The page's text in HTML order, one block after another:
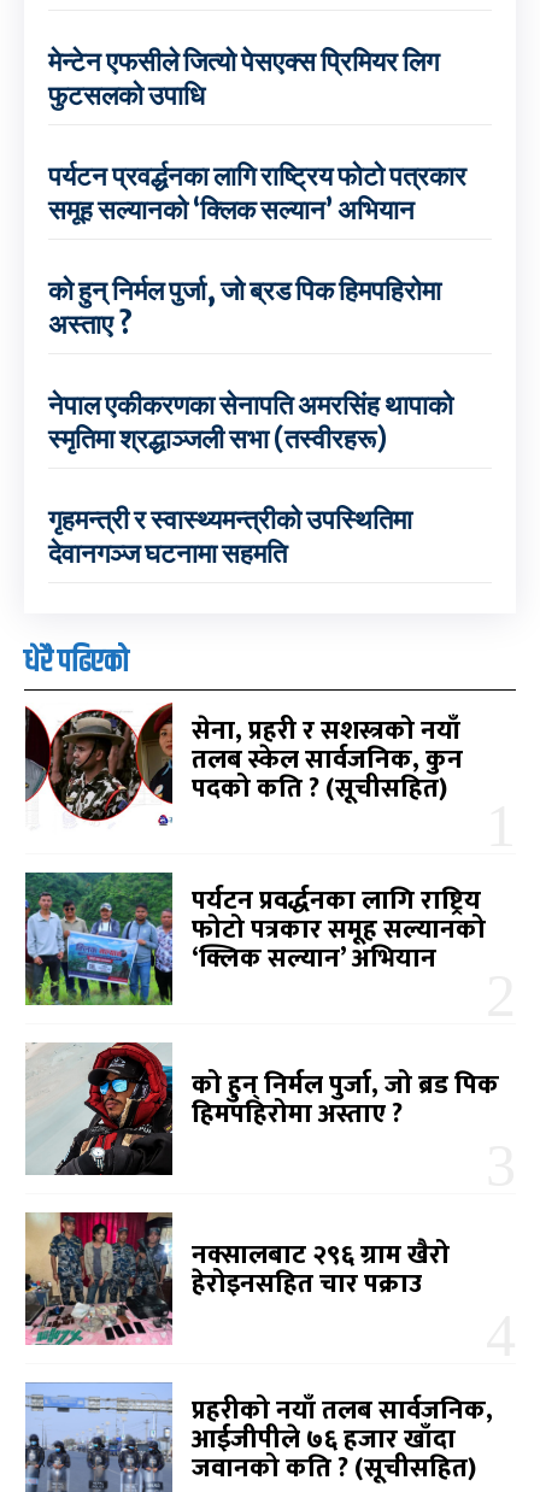
मेन्टेन एफसीले जित्यो पेसएक्स प्रिमियर लिग
फुटसलको उपाधि
पर्यटन प्रवर्द्धनका लागि राष्ट्रिय फोटो पत्रकार
समूह सल्यानको ‘क्लिक सल्यान’ अभियान
को हुन् निर्मल पुर्जा, जो ब्रड पिक हिमपहिरोमा
अस्ताए ?
नेपाल एकीकरणका सेनापति अमरसिंह थापाको
स्मृतिमा श्रद्धाञ्जली सभा (तस्वीरहरू)
गृहमन्त्री र स्वास्थ्यमन्त्रीको उपस्थितिमा
देवानगञ्ज घटनामा सहमति
धेरै पढिएको
सेना, प्रहरी र सशस्त्रको नयाँ
तलब स्केल सार्वजनिक, कुन
पदको कति ? (सूचीसहित)
पर्यटन प्रवर्द्धनका लागि राष्ट्रिय
फोटो पत्रकार समूह सल्यानको
‘क्लिक सल्यान’ अभियान
को हुन् निर्मल पुर्जा, जो ब्रड पिक
हिमपहिरोमा अस्ताए ?
नक्सालबाट २९६ ग्राम खैरो
हेरोइनसहित चार पक्राउ
प्रहरीको नयाँ तलब सार्वजनिक,
आईजीपीले ७६ हजार खाँदा
जवानको कति ? (सूचीसहित)